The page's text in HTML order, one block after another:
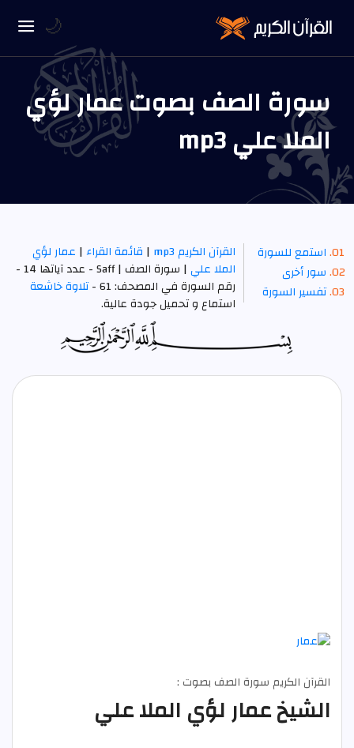
سورة الصف بصوت عمار لؤي
الملا علي mp3
استمع للسورة
سور أخرى
تفسير السورة
القرآن الكريم mp3 | قائمة القراء| عمار لؤي
الملا علي
| سورة الصف | Saff - عدد آياتها 14 -
رقم السورة في المصحف: 61 -
تلاوة خاشعة
استماع و تحميل جودة عالية.
القرآن الكريم سورة الصف بصوت :
الشيخ عمار لؤي الملا علي
🌙